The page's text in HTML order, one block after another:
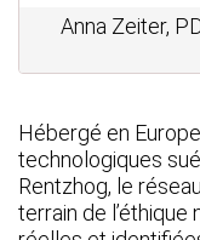
Anna Zeiter,
Hébergé en
technologiques
Rentzhog, le
terrain de